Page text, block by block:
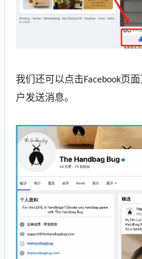
我们还可以点击Facebook页面
户发送消息。